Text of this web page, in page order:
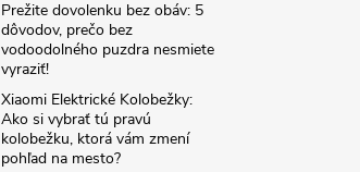
Prežite dovolenku bez obáv: 5
dôvodov, prečo bez
vodoodolného puzdra nesmiete
vyraziť!
Xiaomi Elektrické Kolobežky:
Ako si vybrať tú pravú
kolobežku, ktorá vám zmení
pohľad na mesto?